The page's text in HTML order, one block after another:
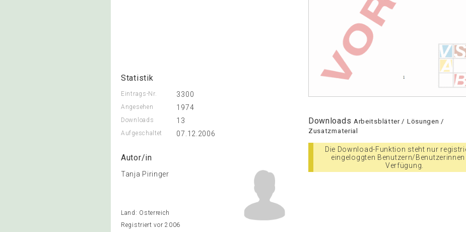
Statistik
Eintrags-Nr. 3300
Angesehen 1974
Downloads 13
Aufgeschaltet 07.12.2006
Autor/in
Tanja Piringer
Land: Österreich
Registriert vor 2006
Downloads Arbeitsblätter / Lösungen /
Zusatzmaterial
Die Download-Funktion steht nur
eingeloggten Benutzern/
Verfügung.